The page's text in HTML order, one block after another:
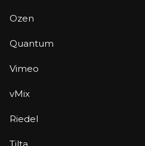
Ozen
Quantum
Vimeo
vMix
Riedel